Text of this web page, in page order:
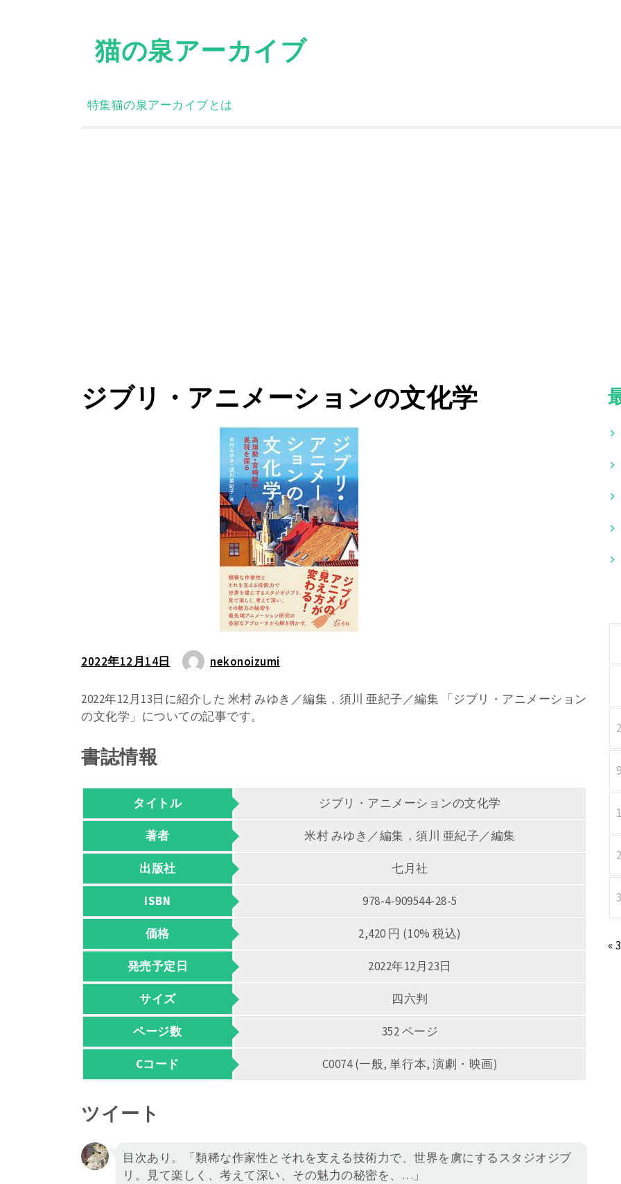
猫の泉アーカイブ
特集猫の泉アーカイブとは
ジブリ・アニメーションの文化学
2022年12月14日 nekonoizumi
2022年12月13日に紹介した 米村 みゆき／編集，須川 亜紀子／編集 「ジブリ・アニメーション
の文化学」についての記事です。
書誌情報
タイトル ジブリ・アニメーションの文化学
著者 米村 みゆき／編集，須川 亜紀子／編集
出版社 七月社
ISBN 978-4-909544-28-5
価格 2,420 円 (10% 税込)
発売予定日 2022年12月23日
サイズ 四六判
ページ数 352 ページ
Cコード C0074 (一般, 単行本, 演劇・映画)
ツイート
目次あり。「類稀な作家性とそれを支える技術力で、世界を虜にするスタジオジブ
リ。見て楽しく、考えて深い、その魅力の秘密を、…」
«